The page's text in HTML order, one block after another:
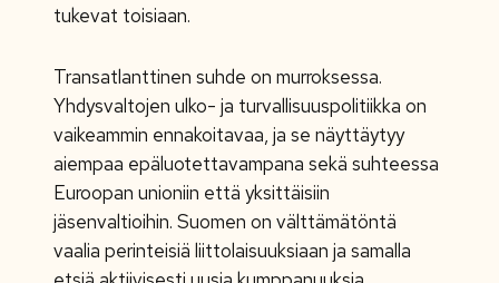
tukevat toisiaan.
Transatlanttinen suhde on murroksessa.
Yhdysvaltojen ulko- ja turvallisuuspolitiikka on
vaikeammin ennakoitavaa, ja se näyttäytyy
aiempaa epäluotettavampana sekä suhteessa
Euroopan unioniin että yksittäisiin
jäsenvaltioihin. Suomen on välttämätöntä
vaalia perinteisiä liittolaisuuksiaan ja samalla